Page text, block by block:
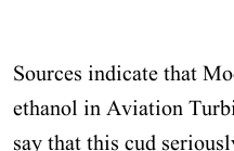
Sources indicate that
ethanol in Aviation
say that this cud